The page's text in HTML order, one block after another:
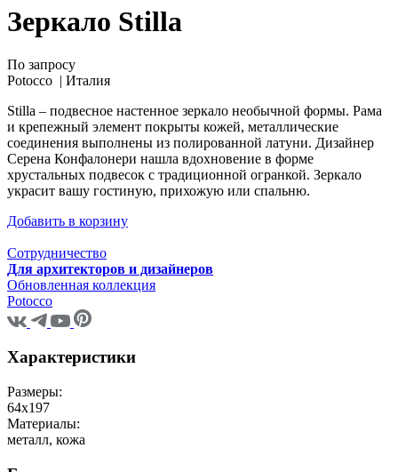
Зеркало Stilla
По запросу
Potocco | Италия
Stilla – подвесное настенное зеркало необычной формы. Рама
и крепежный элемент покрыты кожей, металлические
соединения выполнены из полированной латуни. Дизайнер
Серена Конфалонери нашла вдохновение в форме
хрустальных подвесок с традиционной огранкой. Зеркало
украсит вашу гостиную, прихожую или спальню.
Добавить в корзину
Сотрудничество
Для архитекторов и дизайнеров
Обновленная коллекция
Potocco
Характеристики
Размеры:
64x197
Материалы:
металл, кожа